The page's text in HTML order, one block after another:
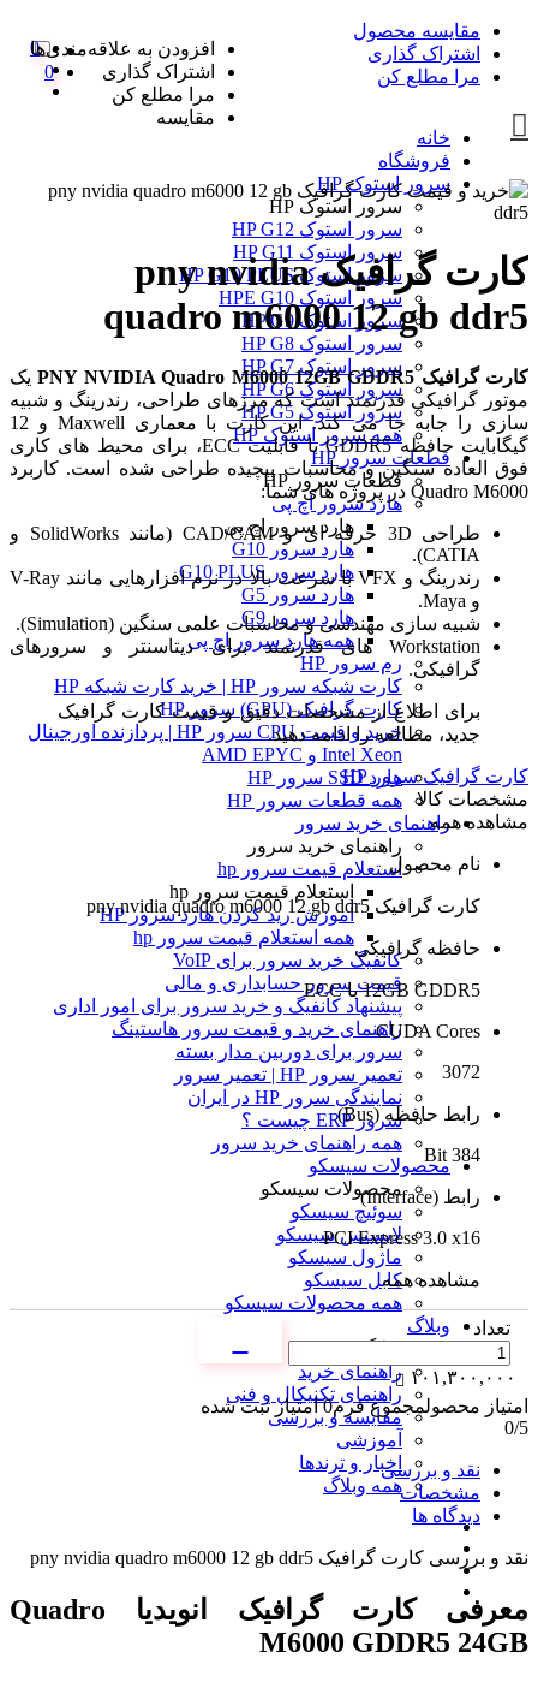
مقایسه محصول
اشتراک گذاری
مرا مطلع کن
0
0
خانه
فروشگاه
سرور استوک HP
سرور استوک HP
سرور استوک HP G12
سرور استوک HP G11
سرور استوک HP G10 PLUS
سرور استوک HPE G10
سرور استوک HP G9
سرور استوک HP G8
سرور استوک HP G7
سرور استوک HP G6
سرور استوک HP G5
همه سرور استوک HP
قطعات سرور HP
قطعات سرور HP
هارد سرور اچ پی
هارد سرور اچ پی
هارد سرور G10
هارد سرور G10 PLUS
هارد سرور G5
هارد سرور G9
همه هارد سرور اچ پی
رم سرور HP
کارت شبکه سرور HP | خرید کارت شبکه HP
کارت گرافیک (GPU) سرور HP
خرید و قیمت CPU سرور HP | پردازنده اورجینال
Intel Xeon و AMD EPYC
هارد SSD سرور HP
همه قطعات سرور HP
راهنمای خرید سرور
راهنمای خرید سرور
استعلام قیمت سرور hp
استعلام قیمت سرور hp
آموزش ريد كردن هارد سرور HP
همه استعلام قیمت سرور hp
کانفیگ خرید سرور برای VoIP
قیمت سرور حسابداری و مالی
پیشنهاد کانفیگ و خرید سرور برای امور اداری
راهنمای خرید و قیمت سرور هاستینگ
سرور برای دوربین مدار بسته
تعمیر سرور HP | تعمیر سرور
نمایندگی سرور HP در ایران
سرور ERP چیست ؟
همه راهنمای خرید سرور
محصولات سیسکو
محصولات سیسکو
سوئیچ سیسکو
لایسنس سیسکو
ماژول سیسکو
کابل سیسکو
همه محصولات سیسکو
وبلاگ
وبلاگ
راهنمای خرید
راهنمای تکنیکال و فنی
مقایسه و بررسی
آموزشی
اخبار و ترندها
همه وبلاگ
افزودن به علاقه‌مندی‌ها
اشتراک گذاری
مرا مطلع کن
مقایسه
کارت گرافیک pny nvidia
quadro m6000 12 gb ddr5
کارت گرافیک PNY NVIDIA Quadro M6000 12GB GDDR5
یک
موتور گرافیکی قدرتمند است که مرزهای طراحی، رندرینگ و شبیه
سازی را جابه جا می کند. این کارت با معماری Maxwell و 12
گیگابایت حافظه GDDR5 با قابلیت ECC، برای محیط های کاری
فوق العاده سنگین و محاسبات پیچیده طراحی شده است. کاربرد
Quadro M6000 در پروژه های شما:
طراحی 3D حرفه ای و CAD/CAM (مانند SolidWorks و
CATIA).
رندرینگ و VFX با سرعت بالا در نرم افزارهایی مانند V-Ray
و Maya.
شبیه سازی مهندسی و محاسبات علمی سنگین (Simulation).
Workstation های قدرتمند برای دیتاسنتر و سرورهای
گرافیکی.
برای اطلاع از مشخصات دقیق و قیمت کارت گرافیک
جدید، مطالعه را ادامه دهید.
کارت گرافیک سرور HP
مشخصات کالا
مشاهده همه
نام محصول
کارت گرافیک pny nvidia quadro m6000 12 gb ddr5
حافظه گرافیکی
12GB GDDR5 با ECC
CUDA Cores
3072
رابط حافظه (Bus)
384 Bit
رابط (Interface)
PCI Express 3.0 x16
مشاهده همه
تعداد
۱۰۱,۳۰۰,۰۰۰
امتیاز محصولمجموع فرم0امتیاز ثبت شده
0/5
نقد و بررسی
مشخصات
دیدگاه ها
نقد و بررسی کارت گرافیک pny nvidia quadro m6000 12 gb ddr5
معرفی کارت گرافیک انویدیا Quadro
M6000 GDDR5 24GB